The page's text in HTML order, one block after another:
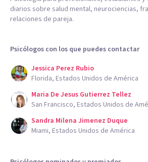
diarios sobre salud mental, neurociencias,
relaciones de pareja.
Psicólogos con los que puedes contactar
Jessica Perez Rubio
Florida, Estados Unidos de América
Maria De Jesus Gutierrez Tellez
San Francisco, Estados Unidos de
Sandra Milena Jimenez Duque
Miami, Estados Unidos de América